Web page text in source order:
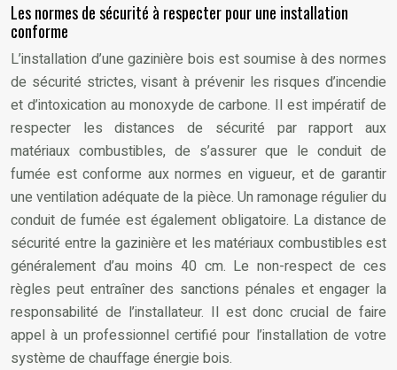
Les normes de sécurité à respecter pour une installation
conforme
L’installation d’une gazinière bois est soumise à des normes
de sécurité strictes, visant à prévenir les risques d’incendie
et d’intoxication au monoxyde de carbone. Il est impératif de
respecter les distances de sécurité par rapport aux
matériaux combustibles, de s’assurer que le conduit de
fumée est conforme aux normes en vigueur, et de garantir
une ventilation adéquate de la pièce. Un ramonage régulier du
conduit de fumée est également obligatoire. La distance de
sécurité entre la gazinière et les matériaux combustibles est
généralement d’au moins 40 cm. Le non-respect de ces
règles peut entraîner des sanctions pénales et engager la
responsabilité de l’installateur. Il est donc crucial de faire
appel à un professionnel certifié pour l’installation de votre
système de chauffage énergie bois.